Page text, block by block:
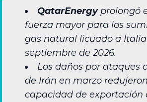
QatarEnergyprolongó
fuerza mayor para los
gas natural licuado a
septiembre de 2026.
Los daños por ataques
de Irán en marzo
capacidad de exportación